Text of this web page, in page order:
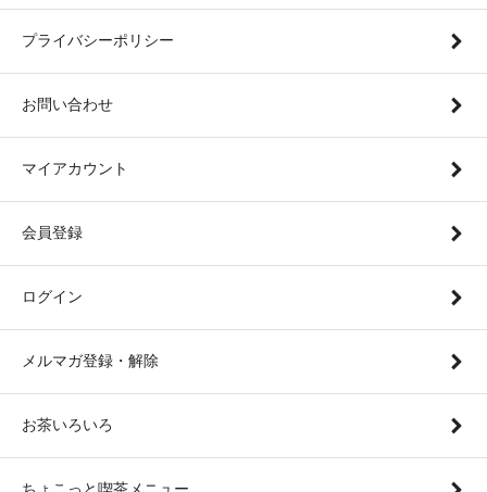
プライバシーポリシー
お問い合わせ
マイアカウント
会員登録
ログイン
メルマガ登録・解除
お茶いろいろ